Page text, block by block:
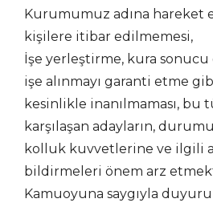
Kurumumuz adına hareket
kişilere itibar edilmemesi,
İşe yerleştirme, kura
işe alınmayı garanti etme
kesinlikle inanılmaması, bu
karşılaşan adayların,
kolluk kuvvetlerine ve ilgili
bildirmeleri önem arz
Kamuoyuna saygıyla